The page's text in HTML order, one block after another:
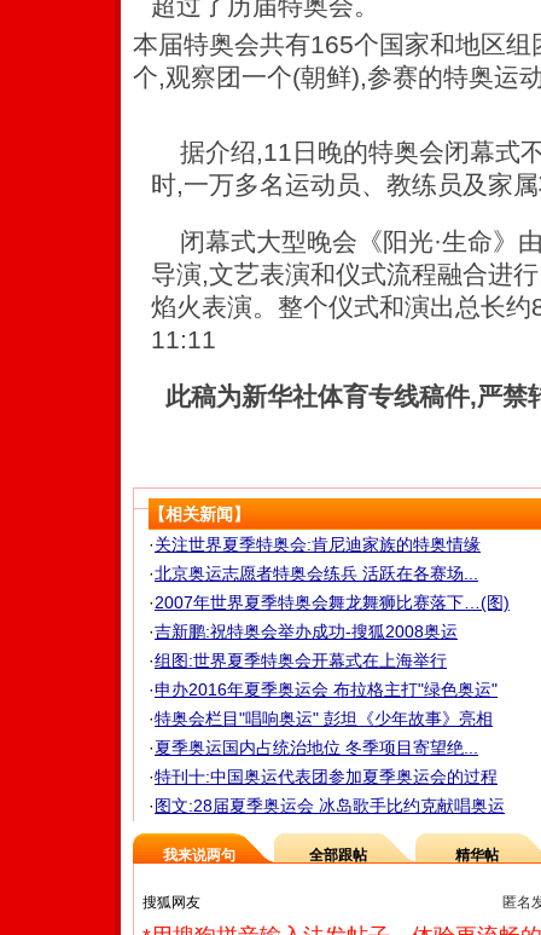
本届特奥会共有165个国家和地区
个,观察团一个(朝鲜),参赛的特奥运
据介绍,11日晚的特奥会闭幕式
时,一万多名运动员、教练员及家
闭幕式大型晚会《阳光·生命》
导演,文艺表演和仪式流程融合进
焰火表演。整个仪式和演出总长
11:11
此稿为新华社体育专线稿件,严禁
【相关新闻】
·关注世界夏季特奥会:肯尼迪家族的特奥情缘
·北京奥运志愿者特奥会练兵 活跃在各赛场...
·2007年世界夏季特奥会舞龙舞狮比赛落下…(图)
·吉新鹏:祝特奥会举办成功-搜狐2008奥运
·组图:世界夏季特奥会开幕式在上海举行
·申办2016年夏季奥运会 布拉格主打"绿色奥运"
·特奥会栏目"唱响奥运" 彭坦《少年故事》亮相
·夏季奥运国内占统治地位 冬季项目寄望绝...
·特刊十:中国奥运代表团参加夏季奥运会的过程
·图文:28届夏季奥运会 冰岛歌手比约克献唱奥运
我来说两句 全部跟帖 精华帖
匿名